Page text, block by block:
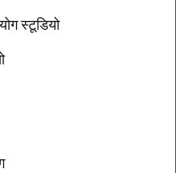
स्टूडियो